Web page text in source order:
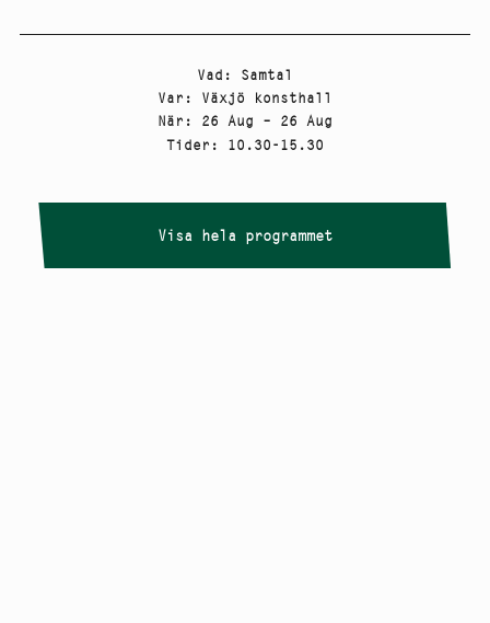
Vad : Samtal
Var : Växjö konsthall
När : 26 Aug – 26 Aug
Tider : 10.30-15.30
Visa hela programmet